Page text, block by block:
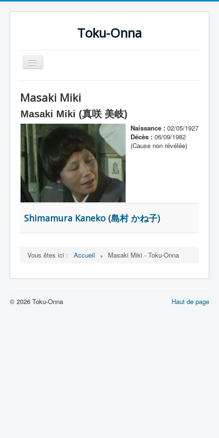
Toku-Onna
Basculer
la
Toku-Actrices
Toku-Critiques
Séries
Films
COSAA
Dessins
Artiste Asperger
Lexique
Masaki Miki
Masaki Miki (真咲 美岐)
Naissance : 02/05/1927
Décès : 06/09/1982
(Cause non révélée)
Shimamura Kaneko (島村 かね子)
Vous êtes ici : Accueil Masaki Miki - Toku-Onna
Haut de page
© 2026 Toku-Onna